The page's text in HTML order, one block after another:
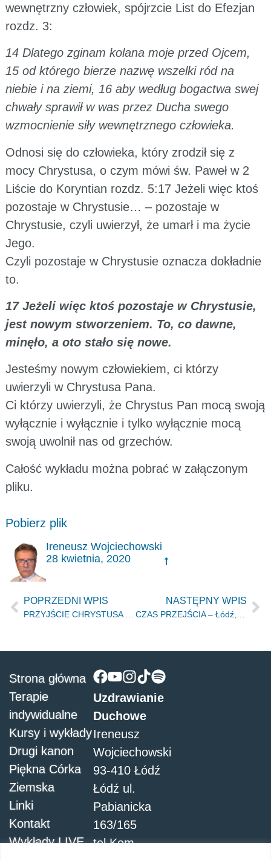
wewnętrzny człowiek, spójrzcie List do Efezjan
rozdz. 3:
14 Dlatego zginam kolana moje przed Ojcem,
15 od którego bierze nazwę wszelki ród na
niebie i na ziemi, 16 aby według bogactwa swej
chwały sprawił w was przez Ducha swego
wzmocnienie siły wewnętrznego człowieka.
Odnosi się do człowieka, który zrodził się z
mocy Chrystusa, o czym mówi św. Paweł w 2
Liście do Koryntian rozdz. 5:17 Jeżeli więc ktoś
pozostaje w Chrystusie… – pozostaje w
Chrystusie, czyli uwierzył, że umarł i ma życie
Jego.
Czyli pozostaje w Chrystusie oznacza dokładnie
to.
17 Jeżeli więc ktoś pozostaje w Chrystusie,
jest nowym stworzeniem. To, co dawne,
minęło, a oto stało się nowe.
Jesteśmy nowym człowiekiem, ci którzy
uwierzyli w Chrystusa Pana.
Ci którzy uwierzyli, że Chrystus Pan mocą swoją
wyłącznie i wyłącznie i tylko wyłącznie mocą
swoją uwolnił nas od grzechów.
Całość wykładu można pobrać w załączonym
pliku.
Pobierz plik
Ireneusz Wojciechowski
28 kwietnia, 2020
POPRZEDNI WPIS NASTĘPNY WPIS
Uzdrawianie
Duchowe
Ireneusz
Wojciechowski
93-410 Łódź
Łódź ul.
Pabianicka
163/165
tel.Kom.
Strona główna
Terapie
indywidualne
Kursy i wykłady
Drugi kanon
Piękna Córka
Ziemska
Linki
Kontakt
Wykłady LIVE